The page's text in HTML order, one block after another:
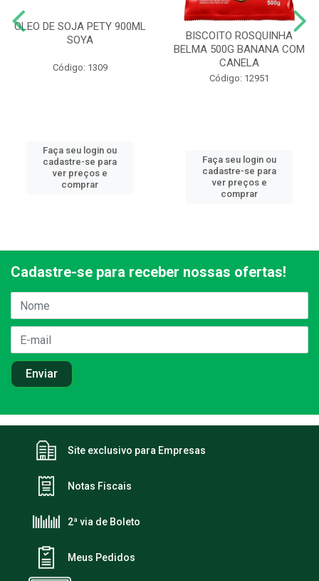
OLEO DE SOJA PETY 900ML
SOYA
Código: 1309
Faça seu login ou
cadastre-se para
ver preços e
comprar
BISCOITO ROSQUINHA
BELMA 500G BANANA COM
CANELA
Código: 12951
Faça seu login ou
cadastre-se para
ver preços e
comprar
Cadastre-se para receber nossas ofertas!
Site exclusivo para Empresas
Notas Fiscais
2ª via de Boleto
Meus Pedidos